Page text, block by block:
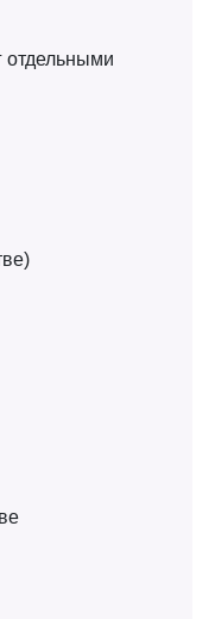
отдельными